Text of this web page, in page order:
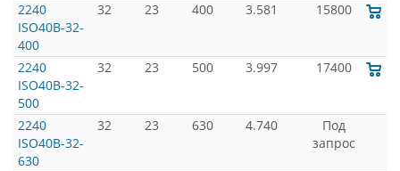
2240
ISO40B-32-
400
32 23 400 3.581 15800
2240
ISO40B-32-
500
32 23 500 3.997 17400
2240
ISO40B-32-
630
32 23 630 4.740
Под
запрос